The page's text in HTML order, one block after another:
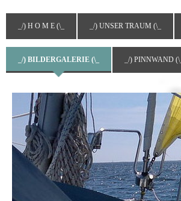
_/) H O M E (\_ _/) UNSER TRAUM (\_
_/) BILDERGALERIE (\_ _/) PINNWAND (\_